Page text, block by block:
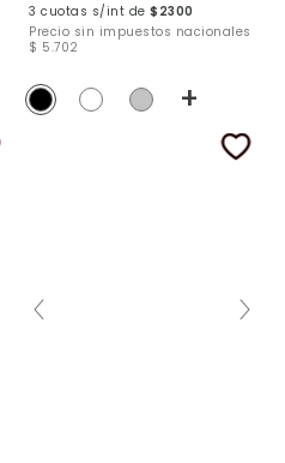
3 cuotas s/int de $2300
Precio sin impuestos nacionales
$ 5.702
+